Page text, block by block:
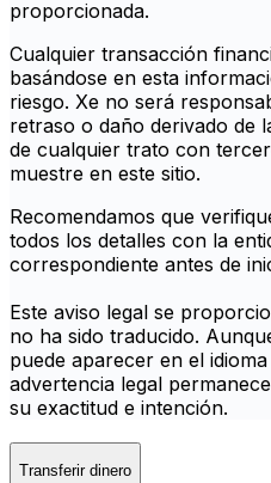
proporcionada.
Cualquier transacción
basándose en esta
riesgo. Xe no será
retraso o daño derivado de
de cualquier trato con
muestre en este sitio.
Recomendamos que
todos los detalles con la
correspondiente antes de
Este aviso legal se
no ha sido traducido.
puede aparecer en el
advertencia legal
su exactitud e intención.
Transferir dinero